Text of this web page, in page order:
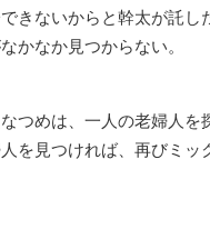
きないからと幹太が託
かなか見つからない。
つめは、一人の老婦人を
を見つければ、再びミ